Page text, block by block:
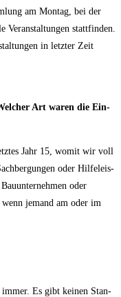
am Mon­tag, bei der
statt­fin­den.
in letz­ter Zeit
Art waren die Ein­
Jahr 15, womit wir voll
oder Hil­fe­leis­
oder
jemand am oder im
immer. Es gibt kei­nen Stan­